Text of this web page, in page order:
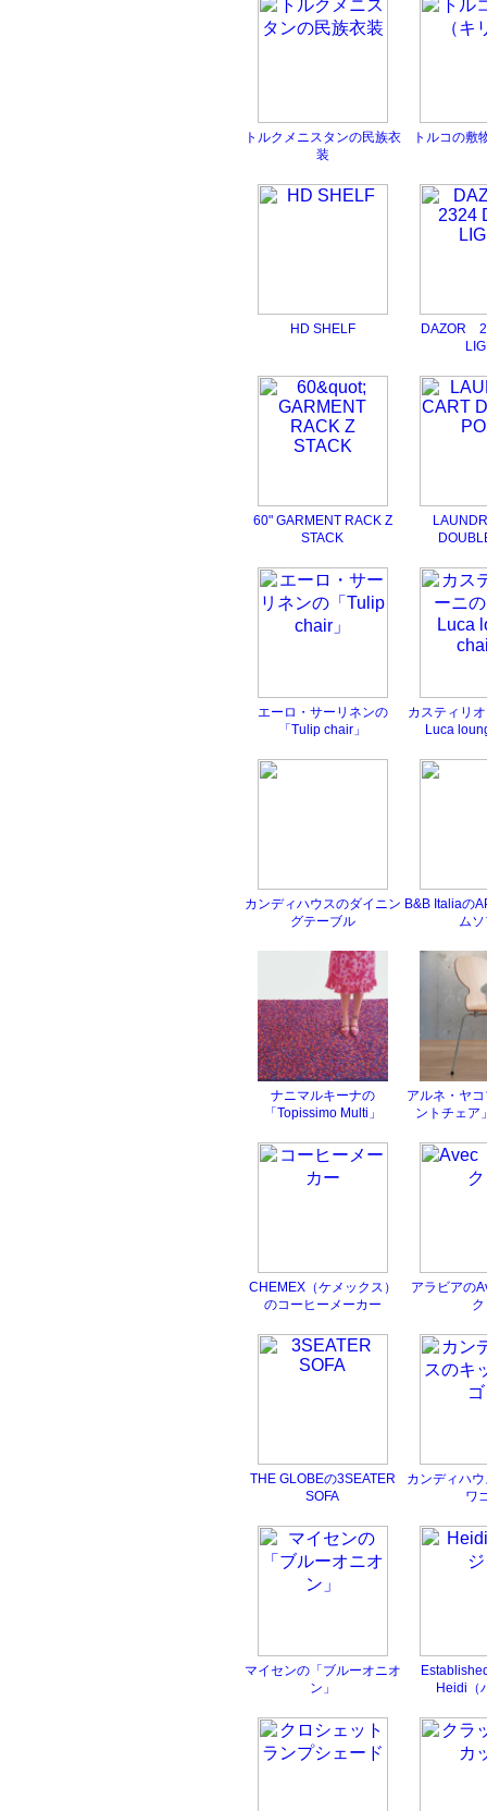
トルクメニスタンの民族衣
装
トルコの敷
HD SHELF
DAZOR
60" GARMENT RACK Z
STACK
エーロ・サーリネンの
「Tulip chair」
カスティリ
Luca
カンディハウスのダイニン
グテーブル
B&B Italiaの
ム
ナニマルキーナの
「Topissimo Multi」
アルネ・ヤ
ントチェア
CHEMEX（ケメックス）
のコーヒーメーカー
アラビアの
THE GLOBEの3SEATER
SOFA
カンディハ
ワ
マイセンの「ブルーオニオ
ン」
Heidi（